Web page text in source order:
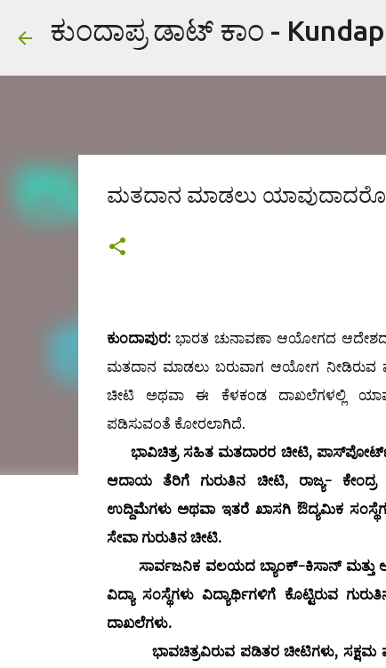
ಕುಂದಾಪ್ರ ಡಾಟ್ ಕಾಂ -
ಮತದಾನ ಮಾಡಲು
ಕುಂದಾಪುರ:ಭಾರತ ಚುನಾವಣಾ ಆಯೋಗದ
ಮತದಾನ ಮಾಡಲು ಬರುವಾಗ ಆಯೋಗ ನೀಡಿರುವ
ಚೀಟಿ ಅಥವಾ ಈ ಕೆಳಕಂಡ ದಾಖಲೆಗಳಲ್ಲಿ
ಪಡಿಸುವಂತೆ ಕೋರಲಾಗಿದೆ.
ಭಾವಿಚಿತ್ರ ಸಹಿತ ಮತದಾರರ ಚೀಟಿ,
ಆದಾಯ ತೆರಿಗೆ ಗುರುತಿನ ಚೀಟಿ, ರಾಜ್ಯ- ಕೇಂದ್ರ
ಉದ್ದಿಮೆಗಳು ಅಥವಾ ಇತರೆ ಖಾಸಗಿ ಔದ್ಯಮಿಕ
ಸೇವಾ ಗುರುತಿನ ಚೀಟಿ.
ಸಾರ್ವಜನಿಕ ವಲಯದ ಬ್ಯಾಂಕ್-ಕಿಸಾನ್ ಮತ್ತು
ವಿದ್ಯಾ ಸಂಸ್ಥೆಗಳು ವಿದ್ಯಾರ್ಥಿಗಳಿಗೆ ಕೊಟ್ಟಿರುವ
ದಾಖಲೆಗಳು.
ಭಾವಚಿತ್ರವಿರುವ ಪಡಿತರ ಚೀಟಿಗಳು, ಸಕ್ಷಮ